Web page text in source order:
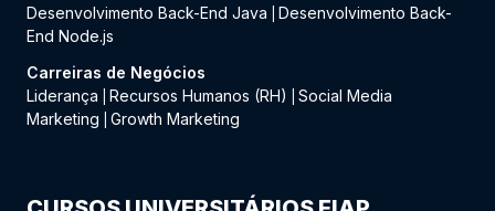
Desenvolvimento Back-End Java
Desenvolvimento Back-
End Node.js
Carreiras de Negócios
Liderança
Recursos Humanos (RH)
Social Media
Marketing
Growth Marketing